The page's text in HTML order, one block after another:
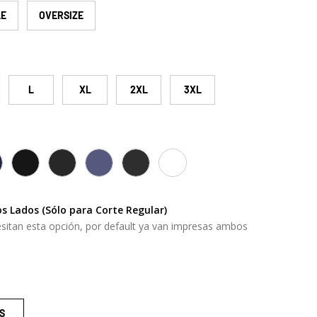
vista de galería
OVERSIZE
L XL 2XL 3XL
SOLID BLACKCHARCOAL GREY
OS NAVYOS BLACKOS WHITE
Lados (Sólo para Corte Regular)
esta opción, por default ya van impresas ambos